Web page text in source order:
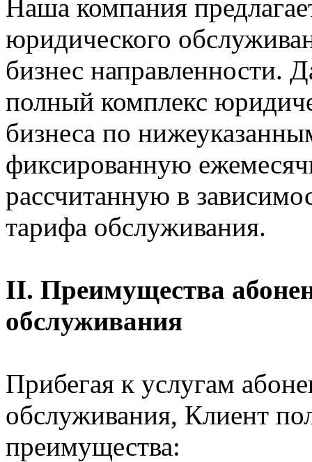
Наша компания
юридического
бизнес направленности.
полный комплекс
бизнеса по
фиксированную
рассчитанную в
тарифа обслуживания.
II. Преимущества
обслуживания
Прибегая к услугам
обслуживания, Клиент
преимущества: